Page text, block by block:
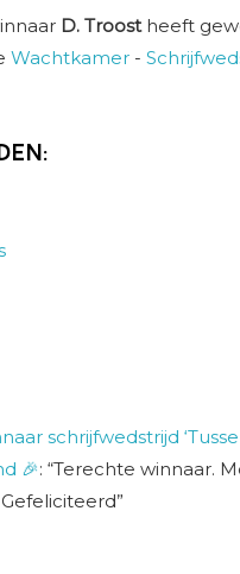
D. Troost heeft
Wachtkamer -
schrijfwedstrijd
🎉: “Terechte winnaar.
”